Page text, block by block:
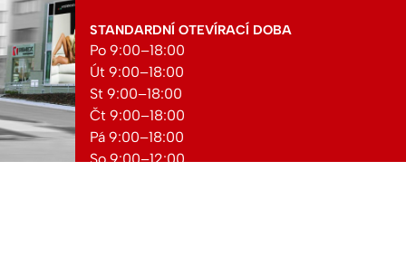
STANDARDNÍ OTEVÍRACÍ DOBA
Po 9:00–18:00
Út 9:00–18:00
St 9:00–18:00
Čt 9:00–18:00
Pá 9:00–18:00
So 9:00–12:00